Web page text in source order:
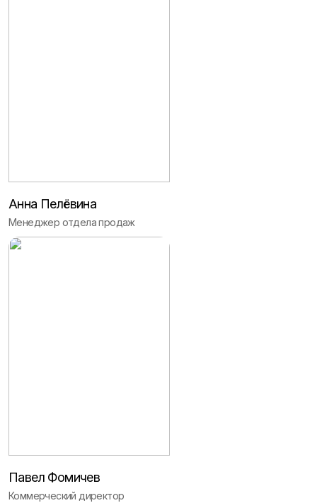
Анна Пелёвина
Менеджер отдела продаж
Павел Фомичев
Коммерческий директор